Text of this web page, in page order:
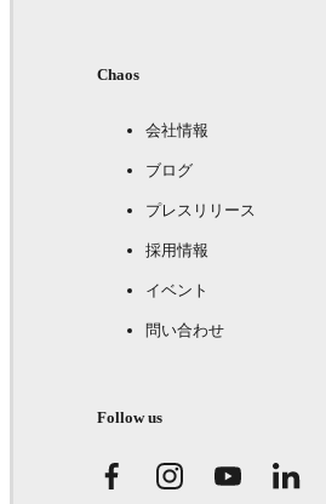
Chaos
会社情報
ブログ
プレスリリース
採用情報
イベント
問い合わせ
Follow us